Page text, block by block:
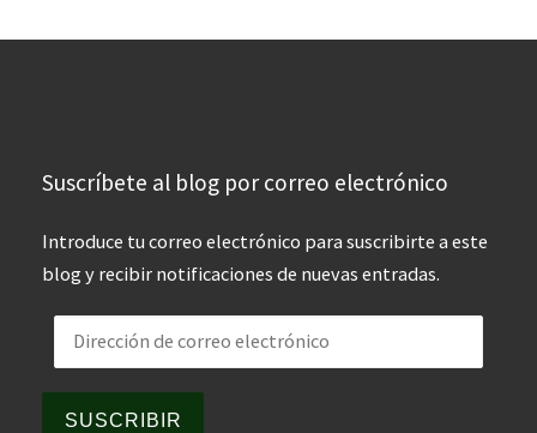
Suscríbete al blog por correo electrónico
Introduce tu correo electrónico para suscribirte a este
blog y recibir notificaciones de nuevas entradas.
Dirección de correo electrónico
SUSCRIBIR